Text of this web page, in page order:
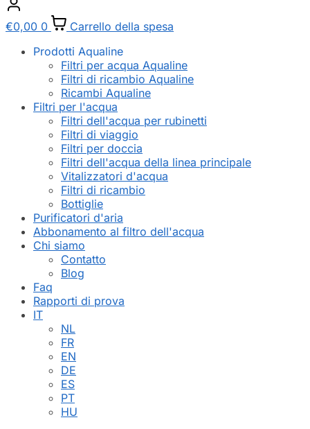
€0,00 0
Carrello della spesa
Prodotti Aqualine
Filtri per acqua Aqualine
Filtri di ricambio Aqualine
Ricambi Aqualine
Filtri per l'acqua
Filtri dell'acqua per rubinetti
Filtri di viaggio
Filtri per doccia
Filtri dell'acqua della linea principale
Vitalizzatori d'acqua
Filtri di ricambio
Bottiglie
Purificatori d'aria
Abbonamento al filtro dell'acqua
Chi siamo
Contatto
Blog
Faq
Rapporti di prova
IT
NL
FR
EN
DE
ES
PT
HU